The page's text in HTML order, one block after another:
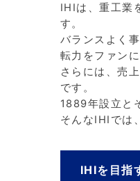
IHIは、重工業
す。
バランスよく
転力をファン
さらには、売
です。
1889年設立と
そんなIHIでは
IHIを目指